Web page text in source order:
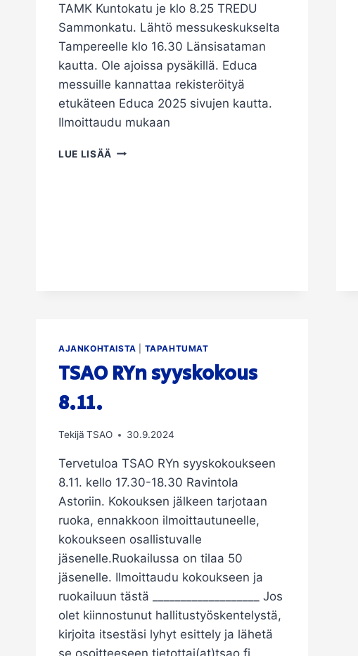
TAMK Kuntokatu je klo 8.25 TREDU
Sammonkatu. Lähtö messukeskukselta
Tampereelle klo 16.30 Länsisataman
kautta. Ole ajoissa pysäkillä. Educa
messuille kannattaa rekisteröityä
etukäteen Educa 2025 sivujen kautta.
Ilmoittaudu mukaan
LUE LISÄÄ EDUCA
AJANKOHTAISTA TAPAHTUMAT
TSAO RYn syyskokous
8.11.
Tekijä TSAO 30.9.2024
Tervetuloa TSAO RYn syyskokoukseen
8.11. kello 17.30-18.30 Ravintola
Astoriin. Kokouksen jälkeen tarjotaan
ruoka, ennakkoon ilmoittautuneelle,
kokoukseen osallistuvalle
jäsenelle.Ruokailussa on tilaa 50
jäsenelle. Ilmoittaudu kokoukseen ja
ruokailuun tästä ___________________ Jos
olet kiinnostunut hallitustyöskentelystä,
kirjoita itsestäsi lyhyt esittely ja lähetä